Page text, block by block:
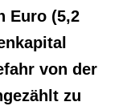
Euro (5,2
von der
zu